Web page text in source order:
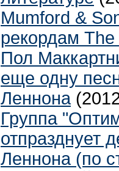
Mumford &
рекордам
Пол
еще одну
Леннона
Группа
отпразднует
Леннона (по